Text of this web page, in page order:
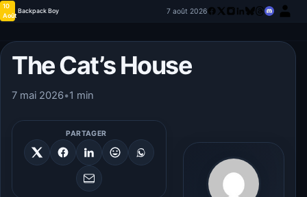
10
Août
Backpack Boy 7 août 2026
The Cat’s House
7 mai 2026•1 min
PARTAGER